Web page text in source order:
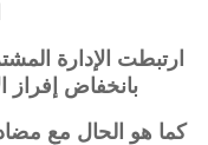
ارتبطت الإدارة
بانخفاض إفراز
كما هو الحال مع